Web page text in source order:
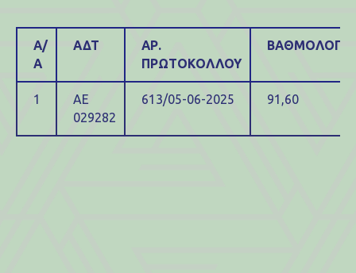
Α/
Α
ΑΔΤ
ΑΡ.
ΠΡΩΤΟΚΟΛΛΟΥ
ΒΑΘΜΟΛΟΓΙΑ
1
ΑΕ
029282
613/05-06-2025 91,60